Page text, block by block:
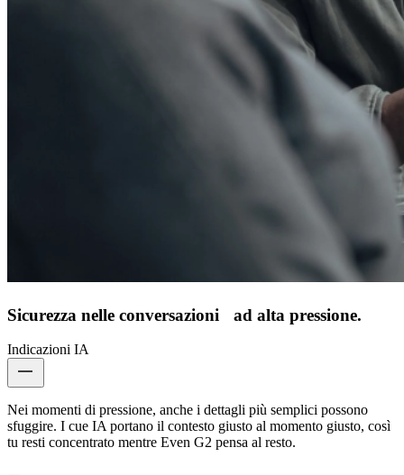
Sicurezza nelle conversazioni ad alta pressione.
Indicazioni IA
Nei momenti di pressione, anche i dettagli più semplici possono
sfuggire. I cue IA portano il contesto giusto al momento giusto, così
tu resti concentrato mentre Even G2 pensa al resto.